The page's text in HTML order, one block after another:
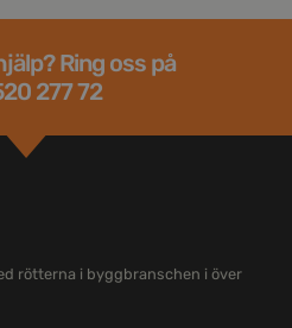
Ring oss på
277 72
rötterna i byggbranschen i över